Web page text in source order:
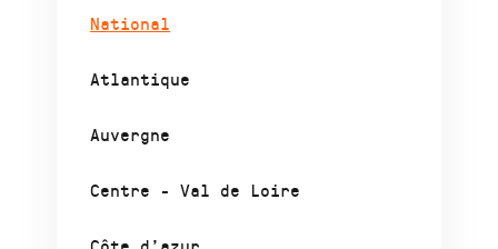
National
Atlantique
Auvergne
Centre - Val de Loire